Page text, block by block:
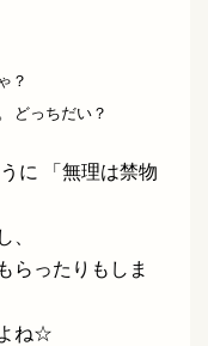
？
どっちだい？
に 「無理は禁物
、
らったりもしま
ね☆